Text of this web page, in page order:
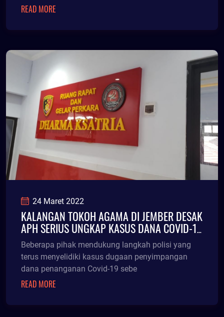
READ MORE
24 Maret 2022
KALANGAN TOKOH AGAMA DI JEMBER DESAK
APH SERIUS UNGKAP KASUS DANA COVID-19
RP 107 MILIAR ERA MANTAN BUPATI FAIDA
Beberapa pihak mendukung langkah polisi yang
terus menyelidiki kasus dugaan penyimpangan
dana penanganan Covid-19 sebe
READ MORE